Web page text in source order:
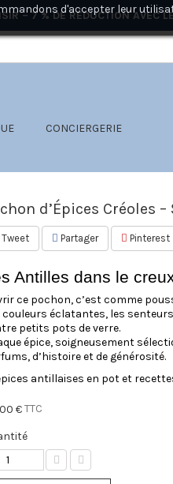
– 7 % DE RÉDUCTION AVEC
CONCIERGERIE
d'accepter leur
d’Épices Créoles
Tweet Partager Pinterest
Antilles dans le
ce pochon, c’est comme
couleurs éclatantes, les
petits pots de verre.
épice, soigneusement
d’histoire et de générosité.
€TTC